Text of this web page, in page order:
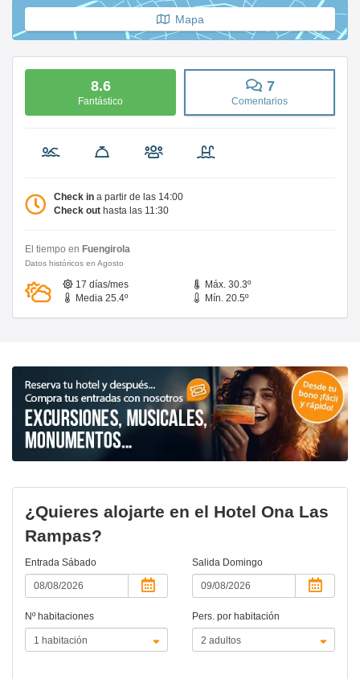
Mapa
8.6
Fantástico
7
Comentarios
Check in a partir de las 14:00
Check out hasta las 11:30
El tiempo en Fuengirola
Datos históricos en Agosto
17 días/mes
Máx. 30.3º
Media 25.4º
Mín. 20.5º
¿Quieres alojarte en el Hotel Ona Las
Rampas?
Entrada Sábado Salida Domingo
Nº habitaciones Pers. por habitación